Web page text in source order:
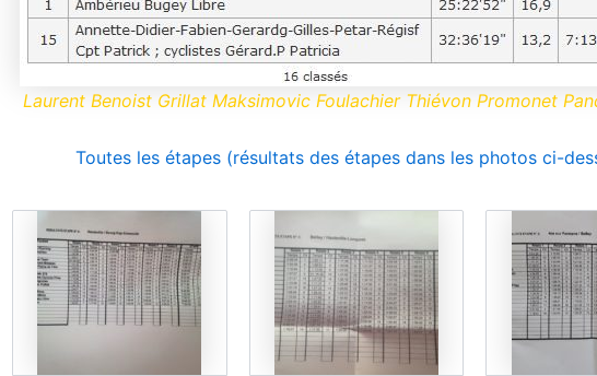
Laurent Benoist Grillat Maksimovic Foulachier Thiévon Promonet
Toutes les étapes (résultats des étapes dans les photos ci-